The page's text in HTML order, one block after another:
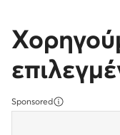
Sponsored